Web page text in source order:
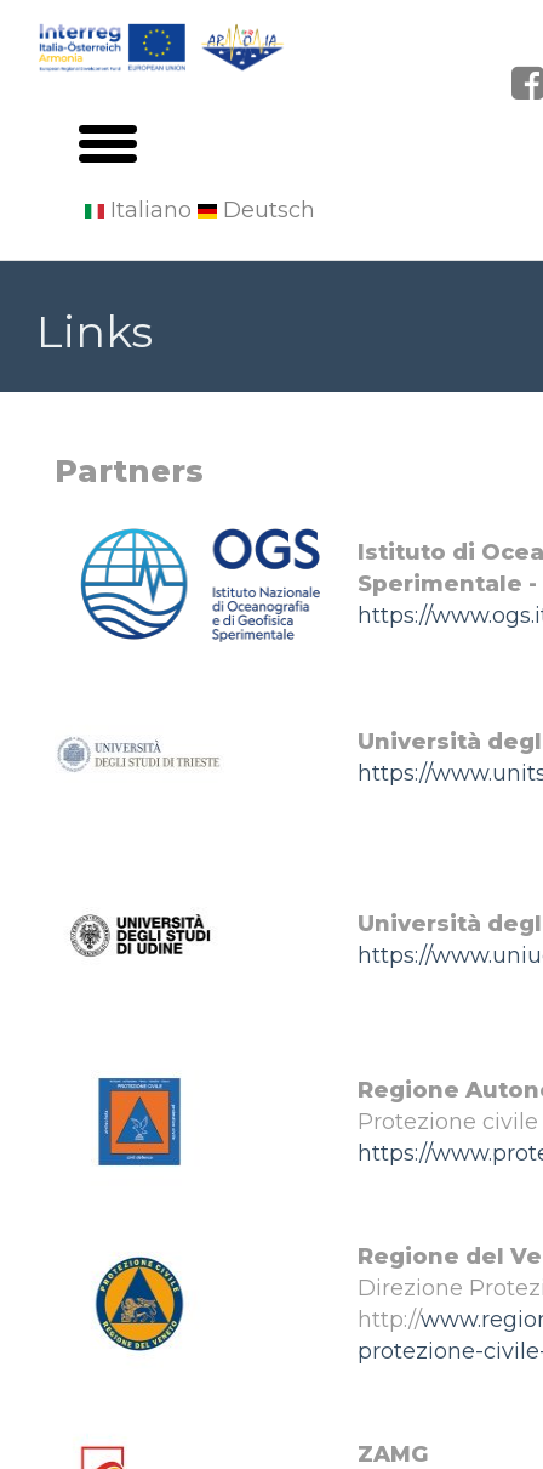
contenuto
Italiano Deutsch
Links
Partners
Istituto di
Sperimentale -
https://
Università
https://
Università
https://
Regione
Protezione
https://
Regione del
Direzione
http://
protezione-
ZAMG